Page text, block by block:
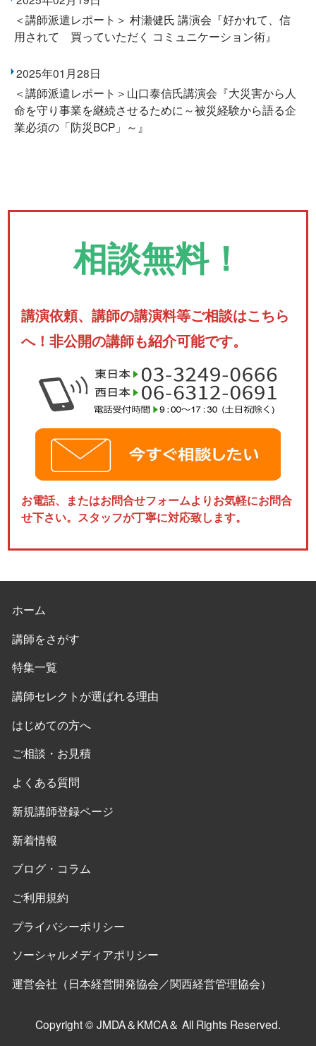
＜講師派遣レポート＞ 村瀬健氏 講演会『好かれて、信
用されて 買っていただく コミュニケーション術』
2025年01月28日
＜講師派遣レポート＞山口泰信氏講演会『大災害から人
命を守り事業を継続させるために～被災経験から語る企
業必須の「防災BCP」～』
相談無料！
講演依頼、講師の講演料等ご相談はこちら
へ！非公開の講師も紹介可能です。
お電話、またはお問合せフォームよりお気軽にお問合
せ下さい。スタッフが丁寧に対応致します。
ホーム
講師をさがす
特集一覧
講師セレクトが選ばれる理由
はじめての方へ
ご相談・お見積
よくある質問
新規講師登録ページ
新着情報
ブログ・コラム
ご利用規約
プライバシーポリシー
ソーシャルメディアポリシー
運営会社（日本経営開発協会／関西経営管理協会）
Copyright © JMDA＆KMCA＆ All Rights Reserved.